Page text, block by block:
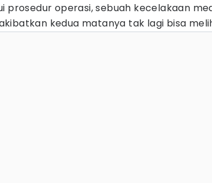
prosedur operasi, sebuah kecelakaan
kedua matanya tak lagi bisa